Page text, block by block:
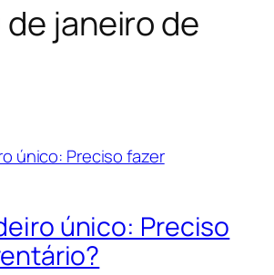
de janeiro de
único: Preciso